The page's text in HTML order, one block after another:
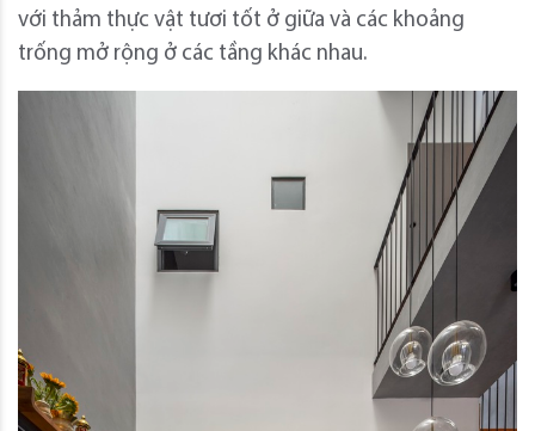
với thảm thực vật tươi tốt ở giữa và các khoảng
trống mở rộng ở các tầng khác nhau.